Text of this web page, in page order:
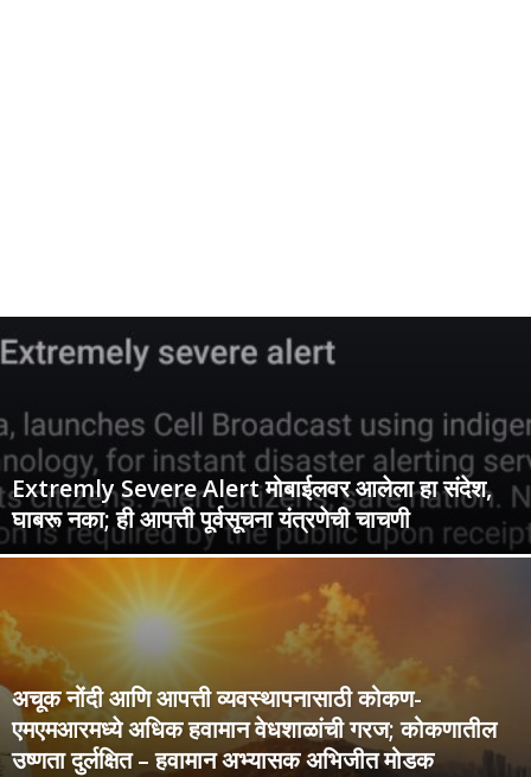
Extremly Severe Alert मोबाईलवर आलेला हा संदेश,
घाबरू नका; ही आपत्ती पूर्वसूचना यंत्रणेची चाचणी
अचूक नोंदी आणि आपत्ती व्यवस्थापनासाठी कोकण-
एमएमआरमध्ये अधिक हवामान वेधशाळांची गरज; कोकणातील
उष्णता दुर्लक्षित – हवामान अभ्यासक अभिजीत मोडक